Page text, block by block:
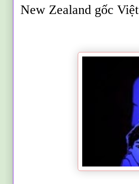
New Zealand gốc Việt